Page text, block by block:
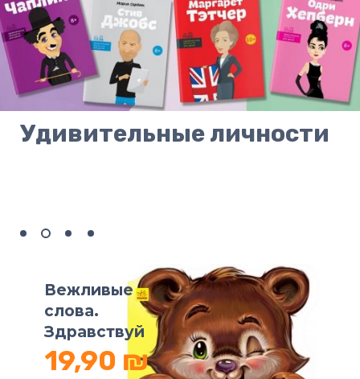
Удивительные личности
Вежливые
слова.
Здравствуй
19,90 ₪